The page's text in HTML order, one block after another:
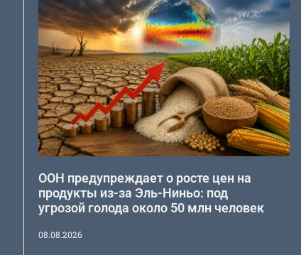
ООН предупреждает о росте цен на
продукты из-за Эль-Ниньо: под
угрозой голода около 50 млн человек
08.08.2026